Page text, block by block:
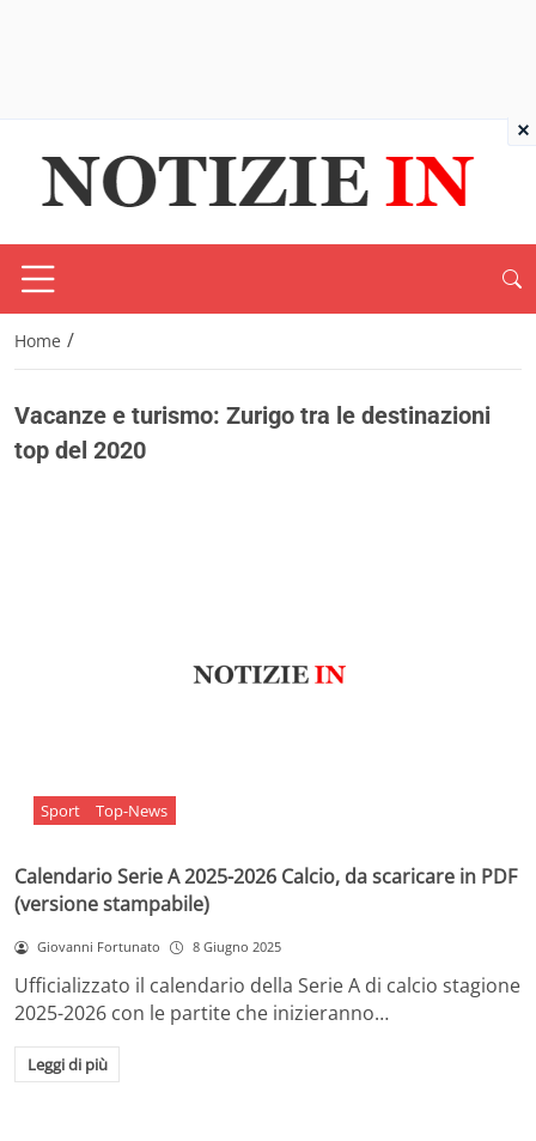
Home /
Vacanze e turismo: Zurigo tra le destinazioni
top del 2020
Sport Top-News
Calendario Serie A 2025-2026 Calcio, da scaricare in PDF
(versione stampabile)
Giovanni Fortunato 8 Giugno 2025
Ufficializzato il calendario della Serie A di calcio stagione
2025-2026 con le partite che inizieranno…
Leggi di più
×